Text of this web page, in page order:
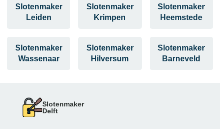
Slotenmaker
Leiden
Slotenmaker
Krimpen
Slotenmaker
Heemstede
Slotenmaker
Wassenaar
Slotenmaker
Hilversum
Slotenmaker
Barneveld
Slotenmaker
Delft